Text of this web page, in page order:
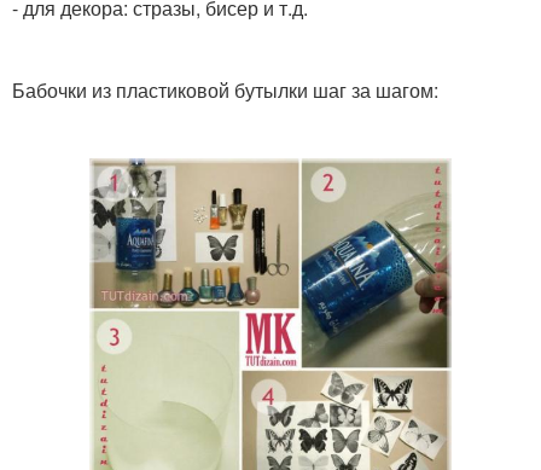
- для декора: стразы, бисер и т.д.
Бабочки из пластиковой бутылки шаг за шагом: